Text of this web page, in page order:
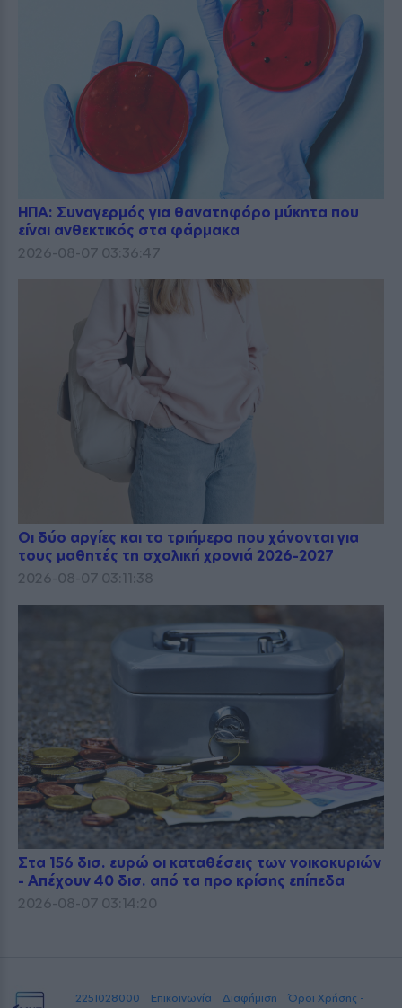
ΗΠΑ: Συναγερμός για θανατηφόρο μύκητα που
είναι ανθεκτικός στα φάρμακα
2026-08-07 03:36:47
Οι δύο αργίες και το τριήμερο που χάνονται για
τους μαθητές τη σχολική χρονιά 2026-2027
2026-08-07 03:11:38
Στα 156 δισ. ευρώ οι καταθέσεις των νοικοκυριών
- Απέχουν 40 δισ. από τα προ κρίσης επίπεδα
2026-08-07 03:14:20
2251028000 Επικοινωνία Διαφήμιση Όροι Χρήσης -